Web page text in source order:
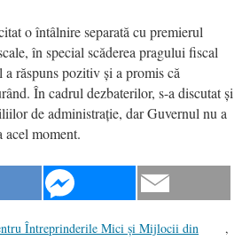
o întâlnire separată cu premierul
în special scăderea pragului fiscal
răspuns pozitiv și a promis că
În cadrul dezbaterilor, s-a discutat și
de administrație, dar Guvernul nu a
moment.
Întreprinderile Mici și Mijlocii din
,